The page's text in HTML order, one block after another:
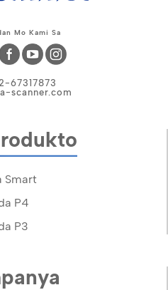
Mo Kami Sa
67317873
scanner.com
Smart
P4
P3